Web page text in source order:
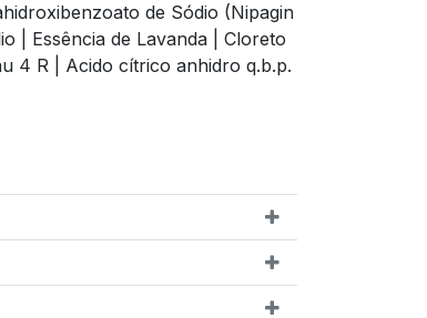
de Sódio (Nipagin
| Essência de Lavanda | Cloreto
4 R | Acido cítrico anhidro q.b.p.